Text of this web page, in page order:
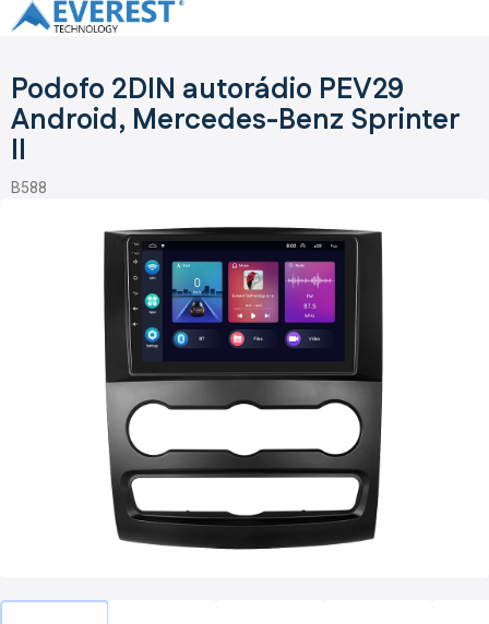
Přejít
na
Podofo 2DIN autorádio PEV29
Android, Mercedes-Benz Sprinter
II
B588